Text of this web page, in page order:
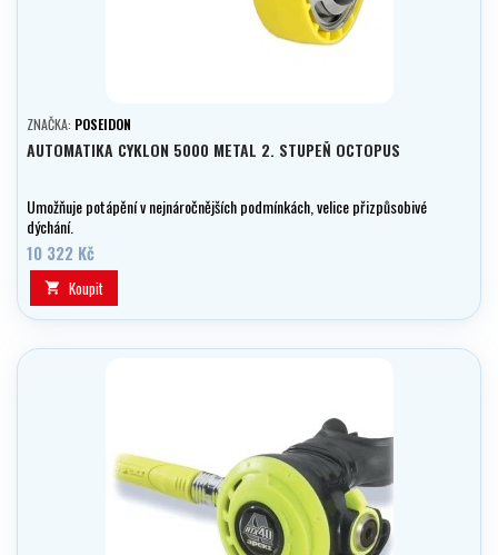
ZNAČKA: POSEIDON
AUTOMATIKA CYKLON 5000 METAL 2. STUPEŇ OCTOPUS
Umožňuje potápění v nejnáročnějších podmínkách, velice přizpůsobivé
dýchání.
10 322 Kč
 Koupit